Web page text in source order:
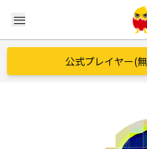
menu
公式プレイヤー(